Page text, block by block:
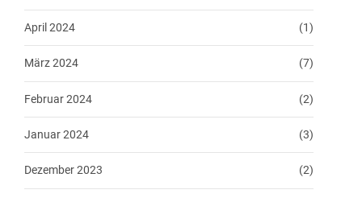
April 2024 (1)
März 2024 (7)
Februar 2024 (2)
Januar 2024 (3)
Dezember 2023 (2)